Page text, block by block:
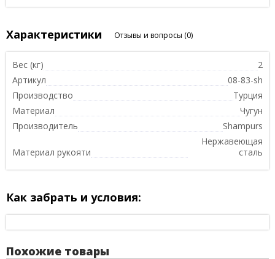
Характеристики Отзывы и вопросы (0)
Вес (кг)
2
Артикул
08-83-sh
Производство
Турция
Материал
Чугун
Производитель
Shampurs
Материал рукояти
Нержавеющая
сталь
Как забрать и условия:
Похожие товары